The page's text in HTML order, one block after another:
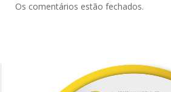
Os comentários estão fechados.